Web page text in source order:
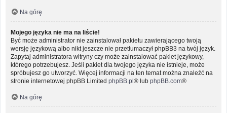
Na górę
Mojego języka nie ma na liście!
Być może administrator nie zainstalował pakietu zawierającego twoją
wersję językową albo nikt jeszcze nie przetłumaczył phpBB3 na twój język.
Zapytaj administratora witryny czy może zainstalować pakiet językowy,
którego potrzebujesz. Jeśli pakiet dla twojego języka nie istnieje, może
spróbujesz go utworzyć. Więcej informacji na ten temat można znaleźć na
stronie internetowej phpBB Limited phpBB.pl® lub phpBB.com®
Na górę